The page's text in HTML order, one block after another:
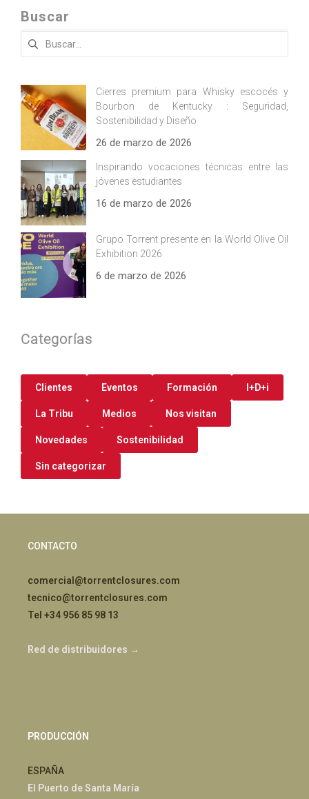
Buscar
Buscar:
Cierres premium para Whisky escocés y
Bourbon de Kentucky : Seguridad,
Sostenibilidad y Diseño
26 de marzo de 2026
Inspirando vocaciones técnicas entre las
jóvenes estudiantes
16 de marzo de 2026
Grupo Torrent presente en la World Olive Oil
Exhibition 2026
6 de marzo de 2026
Categorías
Clientes Eventos Formación I+D+i
La Tribu Medios Nos visitan
Novedades Sostenibilidad
Sin categorizar
CONTACTO
comercial@torrentclosures.com
tecnico@torrentclosures.com
Tel +34 956 85 98 13
Red de distribuidores →
PRODUCCIÓN
ESPAÑA
El Puerto de Santa María